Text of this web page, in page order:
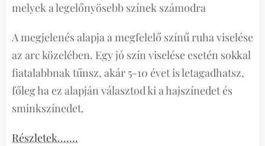
melyek a legelőnyösebb színek számodra
A megjelenés alapja a megfelelő színű ruha viselése
az arc közelében. Egy jó szín viselése esetén sokkal
fiatalabbnak tűnsz, akár 5-10 évet is letagadhatsz,
főleg ha ez alapján választod ki a hajszínedet és
sminkszínedet.
Részletek.......